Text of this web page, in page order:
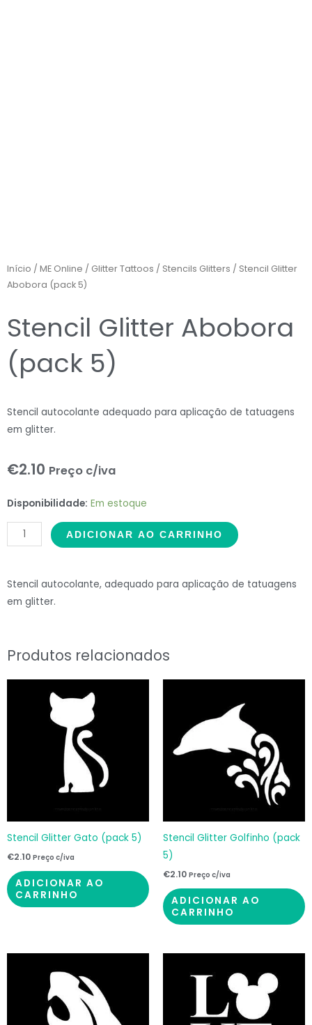
Início / ME Online / Glitter Tattoos / Stencils Glitters / Stencil Glitter
Abobora (pack 5)
Stencil Glitter Abobora
(pack 5)
Stencil autocolante adequado para aplicação de tatuagens
em glitter.
€2.10 Preço c/iva
Disponibilidade: Em estoque
Stencil
Glitter
Abobora
quantidade
ADICIONAR AO CARRINHO
Stencil autocolante, adequado para aplicação de tatuagens
em glitter.
Produtos relacionados
Stencil Glitter Gato (pack 5)
€2.10 Preço c/iva
ADICIONAR AO
CARRINHO
Stencil Glitter Golfinho (pack
5)
€2.10 Preço c/iva
ADICIONAR AO
CARRINHO